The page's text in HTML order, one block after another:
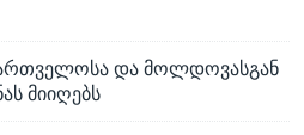
და მოლდოვასგან
მიიღებს